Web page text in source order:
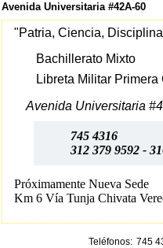
Avenida Universitaria #42A-60
"Patria, Ciencia,
Bachillerato Mixto
Libreta Militar Primera
Avenida Universitaria
745 4316
312 379 9592 -
Próximamente Nueva Sede
Km 6 Vía Tunja Chivata
Teléfonos 745